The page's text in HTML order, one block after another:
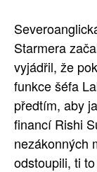
Starmera
vyjádřil, že
funkce šéfa
předtím, aby
financí Rishi
nezákonných
odstoupili, ti